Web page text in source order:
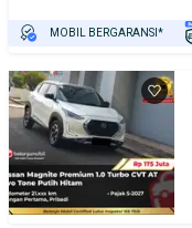
MOBIL BERGARANSI*